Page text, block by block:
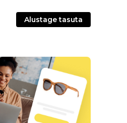
Alustage tasuta